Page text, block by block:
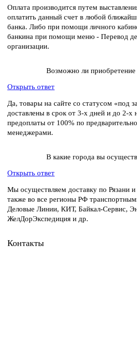
Оплата производится путем
оплатить данный счет в любой
банка. Либо при помощи личного
банкина при помощи меню - Перевод
организации.
Возможно ли приобретение
Открыть ответ
Да, товары на сайте со статусом «под
доставлены в срок от 3-х дней и до 2-х
предоплаты от 100% по
менеджерами.
В какие города вы
Открыть ответ
Мы осуществляем доставку по Рязани и
также во все регионы РФ
Деловые Линии, КИТ, Байкал-Сервис,
ЖелДорЭкспедиция и др.
Контакты